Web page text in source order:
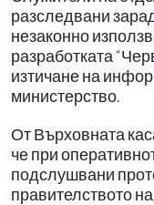
разследвани
незаконно
разработката
изтичане на
министерство.
От Върховната
че при
подслушвани
правителството